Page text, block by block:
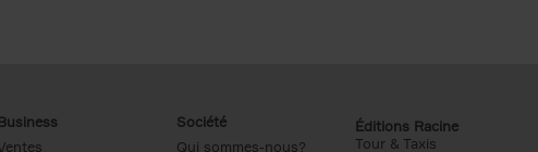
Société
Qui sommes-nous?
Éditions Racine
Tour & Taxis